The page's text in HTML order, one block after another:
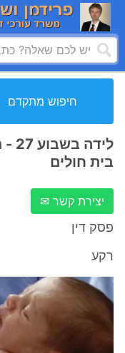
חיפוש מתקדם
בית חולים
יצירת קשר ✉
פסק דין
רקע